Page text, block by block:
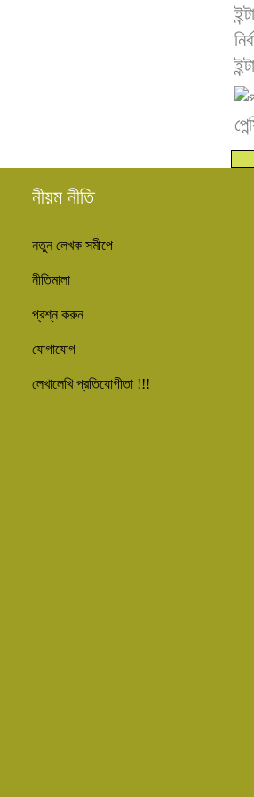
নীয়ম নীতি
নতুন লেখক সমীপে
নীতিমালা
প্রশ্ন করুন
যোগাযোগ
লেখালেখি প্রতিযোগীতা !!!